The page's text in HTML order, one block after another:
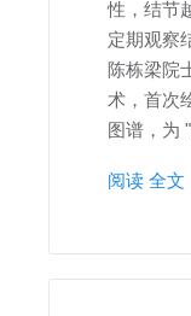
性，结节
定期观察
陈栋梁院
术，首次
图谱，为
阅读 全文